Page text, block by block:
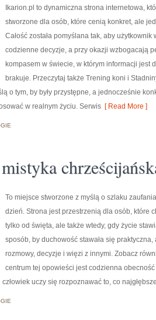
Ikarion.pl to dynamiczna strona internetowa,
stworzone dla osób, które cenią konkret, ale
Całość została pomyślana tak, aby
codzienne decyzje, a przy okazji wzbogacają
kompasem w świecie, w którym informacji jest
brakuje. Przeczytaj także Trening koni i
o tym, by były przystępne, a jednocześnie
w realnym życiu. Serwis [ Read More ]
To miejsce stworzone z myślą o szlaku
dzień. Strona jest przestrzenią dla osób, które
tylko od święta, ale także wtedy, gdy życie
sposób, by duchowość stawała się
rozmowy, decyzje i więzi z innymi. Zobacz
centrum tej opowieści jest codzienna
uczy się rozpoznawać to, co